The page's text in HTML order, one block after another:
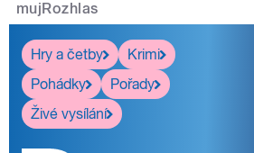
mujRozhlas
Hry a četby
Krimi
Pohádky
Pořady
Živé vysílání